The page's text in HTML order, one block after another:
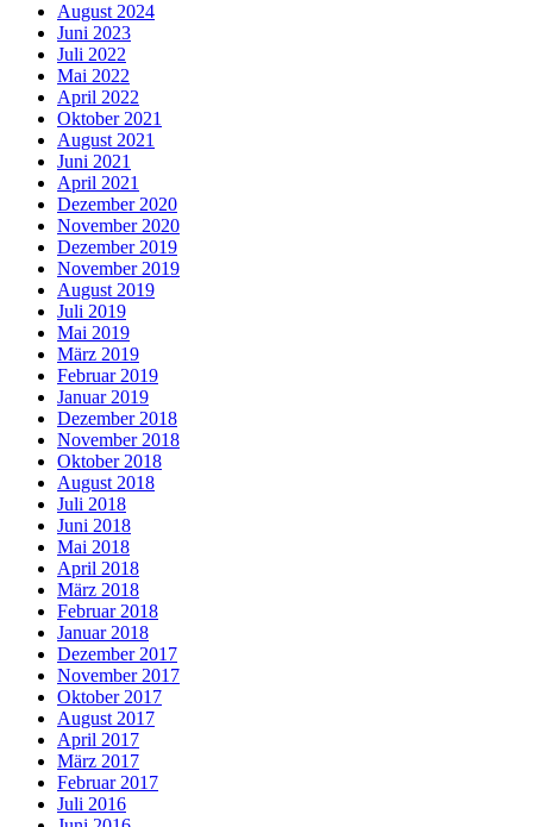
August 2024
Juni 2023
Juli 2022
Mai 2022
April 2022
Oktober 2021
August 2021
Juni 2021
April 2021
Dezember 2020
November 2020
Dezember 2019
November 2019
August 2019
Juli 2019
Mai 2019
März 2019
Februar 2019
Januar 2019
Dezember 2018
November 2018
Oktober 2018
August 2018
Juli 2018
Juni 2018
Mai 2018
April 2018
März 2018
Februar 2018
Januar 2018
Dezember 2017
November 2017
Oktober 2017
August 2017
April 2017
März 2017
Februar 2017
Juli 2016